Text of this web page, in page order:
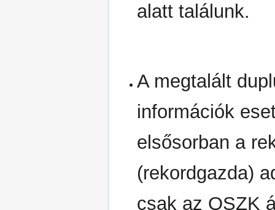
alatt találunk.
A megtalált
információk
elsősorban a
(rekordgazda)
csak az OSZK